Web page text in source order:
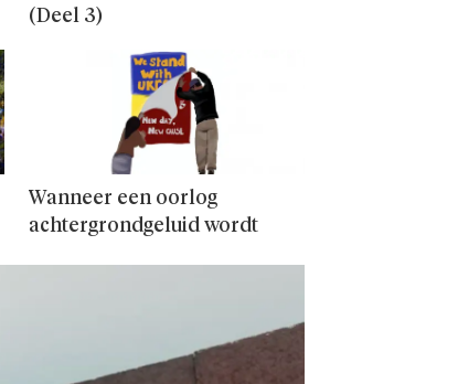
(Deel 3)
Wanneer een oorlog
achtergrondgeluid wordt